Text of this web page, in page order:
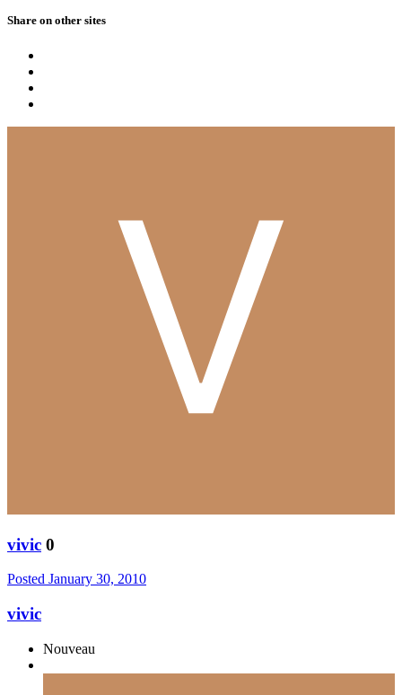
Share on other sites
vivic 0
Posted January 30, 2010
vivic
Nouveau